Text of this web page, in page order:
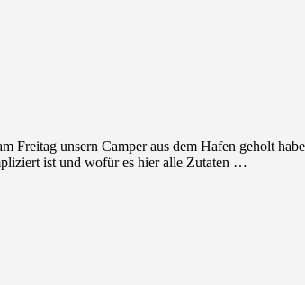
Freitag unsern Camper aus dem Hafen geholt
ist und wofür es hier alle Zutaten …